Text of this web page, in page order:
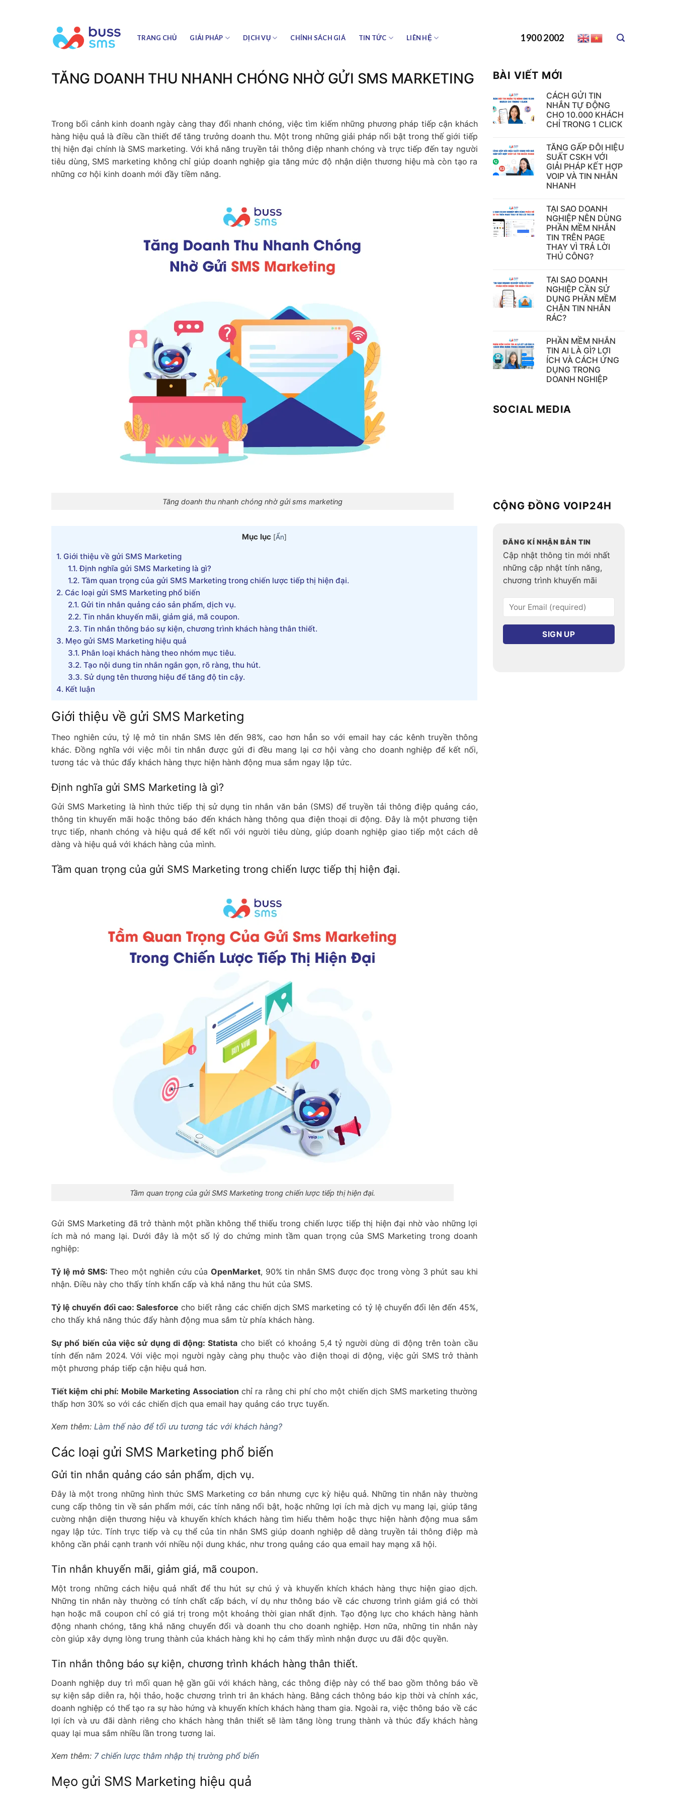
TRANG CHỦ GIẢI PHÁP DỊCH VỤ CHÍNH SÁCH GIÁ TIN TỨC LIÊN HỆ 1900 2002
TĂNG DOANH THU NHANH CHÓNG NHỜ GỬI SMS MARKETING
Trong bối cảnh kinh doanh ngày càng thay đổi nhanh chóng, việc tìm kiếm những phương pháp tiếp cận khách
hàng hiệu quả là điều cần thiết để tăng trưởng doanh thu. Một trong những giải pháp nổi bật trong thế giới tiếp
thị hiện đại chính là SMS marketing. Với khả năng truyền tải thông điệp nhanh chóng và trực tiếp đến tay người
tiêu dùng, SMS marketing không chỉ giúp doanh nghiệp gia tăng mức độ nhận diện thương hiệu mà còn tạo ra
những cơ hội kinh doanh mới đầy tiềm năng.
Tăng doanh thu nhanh chóng nhờ gửi sms marketing
Mục lục [Ẩn]
1. Giới thiệu về gửi SMS Marketing
1.1. Định nghĩa gửi SMS Marketing là gì?
1.2. Tầm quan trọng của gửi SMS Marketing trong chiến lược tiếp thị hiện đại.
2. Các loại gửi SMS Marketing phổ biến
2.1. Gửi tin nhắn quảng cáo sản phẩm, dịch vụ.
2.2. Tin nhắn khuyến mãi, giảm giá, mã coupon.
2.3. Tin nhắn thông báo sự kiện, chương trình khách hàng thân thiết.
3. Mẹo gửi SMS Marketing hiệu quả
3.1. Phân loại khách hàng theo nhóm mục tiêu.
3.2. Tạo nội dung tin nhắn ngắn gọn, rõ ràng, thu hút.
3.3. Sử dụng tên thương hiệu để tăng độ tin cậy.
4. Kết luận
Giới thiệu về gửi SMS Marketing
Theo nghiên cứu, tỷ lệ mở tin nhắn SMS lên đến 98%, cao hơn hẳn so với email hay các kênh truyền thông
khác. Đồng nghĩa với việc mỗi tin nhắn được gửi đi đều mang lại cơ hội vàng cho doanh nghiệp để kết nối,
tương tác và thúc đẩy khách hàng thực hiện hành động mua sắm ngay lập tức.
Định nghĩa gửi SMS Marketing là gì?
Gửi SMS Marketing là hình thức tiếp thị sử dụng tin nhắn văn bản (SMS) để truyền tải thông điệp quảng cáo,
thông tin khuyến mãi hoặc thông báo đến khách hàng thông qua điện thoại di động. Đây là một phương tiện
trực tiếp, nhanh chóng và hiệu quả để kết nối với người tiêu dùng, giúp doanh nghiệp giao tiếp một cách dễ
dàng và hiệu quả với khách hàng của mình.
Tầm quan trọng của gửi SMS Marketing trong chiến lược tiếp thị hiện đại.
Tầm quan trọng của gửi SMS Marketing trong chiến lược tiếp thị hiện đại.
Gửi SMS Marketing đã trở thành một phần không thể thiếu trong chiến lược tiếp thị hiện đại nhờ vào những lợi
ích mà nó mang lại. Dưới đây là một số lý do chứng minh tầm quan trọng của SMS Marketing trong doanh
nghiệp:
Tỷ lệ mở SMS:Theo một nghiên cứu của OpenMarket, 90% tin nhắn SMS được đọc trong vòng 3 phút sau khi
nhận. Điều này cho thấy tính khẩn cấp và khả năng thu hút của SMS.
Tỷ lệ chuyển đổi cao: Salesforce cho biết rằng các chiến dịch SMS marketing có tỷ lệ chuyển đổi lên đến 45%,
cho thấy khả năng thúc đẩy hành động mua sắm từ phía khách hàng.
Sự phổ biến của việc sử dụng di động: Statista cho biết có khoảng 5,4 tỷ người dùng di động trên toàn cầu
tính đến năm 2024. Với việc mọi người ngày càng phụ thuộc vào điện thoại di động, việc gửi SMS trở thành
một phương pháp tiếp cận hiệu quả hơn.
Tiết kiệm chi phí: Mobile Marketing Association chỉ ra rằng chi phí cho một chiến dịch SMS marketing thường
thấp hơn 30% so với các chiến dịch qua email hay quảng cáo trực tuyến.
Xem thêm: Làm thế nào để tối ưu tương tác với khách hàng?
Các loại gửi SMS Marketing phổ biến
Gửi tin nhắn quảng cáo sản phẩm, dịch vụ.
Đây là một trong những hình thức SMS Marketing cơ bản nhưng cực kỳ hiệu quả. Những tin nhắn này thường
cung cấp thông tin về sản phẩm mới, các tính năng nổi bật, hoặc những lợi ích mà dịch vụ mang lại, giúp tăng
cường nhận diện thương hiệu và khuyến khích khách hàng tìm hiểu thêm hoặc thực hiện hành động mua sắm
ngay lập tức. Tính trực tiếp và cụ thể của tin nhắn SMS giúp doanh nghiệp dễ dàng truyền tải thông điệp mà
không cần phải cạnh tranh với nhiều nội dung khác, như trong quảng cáo qua email hay mạng xã hội.
Tin nhắn khuyến mãi, giảm giá, mã coupon.
Một trong những cách hiệu quả nhất để thu hút sự chú ý và khuyến khích khách hàng thực hiện giao dịch.
Những tin nhắn này thường có tính chất cấp bách, ví dụ như thông báo về các chương trình giảm giá có thời
hạn hoặc mã coupon chỉ có giá trị trong một khoảng thời gian nhất định. Tạo động lực cho khách hàng hành
động nhanh chóng, tăng khả năng chuyển đổi và doanh thu cho doanh nghiệp. Hơn nữa, những tin nhắn này
còn giúp xây dựng lòng trung thành của khách hàng khi họ cảm thấy mình nhận được ưu đãi độc quyền.
Tin nhắn thông báo sự kiện, chương trình khách hàng thân thiết.
Doanh nghiệp duy trì mối quan hệ gần gũi với khách hàng, các thông điệp này có thể bao gồm thông báo về
sự kiện sắp diễn ra, hội thảo, hoặc chương trình tri ân khách hàng. Bằng cách thông báo kịp thời và chính xác,
doanh nghiệp có thể tạo ra sự hào hứng và khuyến khích khách hàng tham gia. Ngoài ra, việc thông báo về các
lợi ích và ưu đãi dành riêng cho khách hàng thân thiết sẽ làm tăng lòng trung thành và thúc đẩy khách hàng
quay lại mua sắm nhiều lần trong tương lai.
Xem thêm: 7 chiến lược thâm nhập thị trường phổ biến
Mẹo gửi SMS Marketing hiệu quả
BÀI VIẾT MỚI
CÁCH GỬI TIN
NHẮN TỰ ĐỘNG
CHO 10.000 KHÁCH
CHỈ TRONG 1 CLICK
TĂNG GẤP ĐÔI HIỆU
SUẤT CSKH VỚI
GIẢI PHÁP KẾT HỢP
VOIP VÀ TIN NHẮN
NHANH
TẠI SAO DOANH
NGHIỆP NÊN DÙNG
PHẦN MỀM NHẮN
TIN TRÊN PAGE
THAY VÌ TRẢ LỜI
THỦ CÔNG?
TẠI SAO DOANH
NGHIỆP CẦN SỬ
DỤNG PHẦN MỀM
CHẶN TIN NHẮN
RÁC?
PHẦN MỀM NHẮN
TIN AI LÀ GÌ? LỢI
ÍCH VÀ CÁCH ỨNG
DỤNG TRONG
DOANH NGHIỆP
SOCIAL MEDIA
CỘNG ĐỒNG VOIP24H
ĐĂNG KÍ NHẬN BẢN TIN
Cập nhật thông tin mới nhất
những cập nhật tính năng,
chương trình khuyến mãi